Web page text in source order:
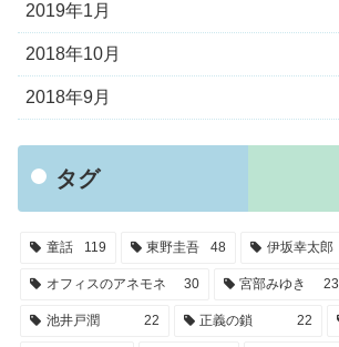
2019年1月
2018年10月
2018年9月
タグ
童話 119 東野圭吾 48 伊坂幸太郎
オフィスのアネモネ 30 宮部みゆき 23
池井戸潤 22 正義の鎖 22